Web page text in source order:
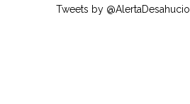
Tweets by @AlertaDesahucio